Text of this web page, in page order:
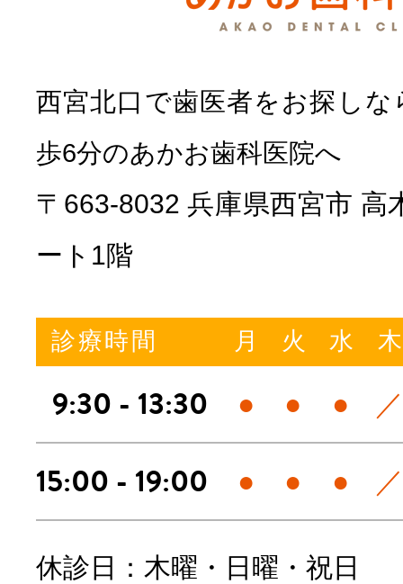
西宮北口で歯医者をお探し
歩6分のあかお歯科医院へ
〒663-8032 兵庫県西宮市 高
ート1階
診療時間 月 火 水
9:30 - 13:30 ● ● ●
15:00 - 19:00 ● ● ●
休診日：木曜・日曜・祝日